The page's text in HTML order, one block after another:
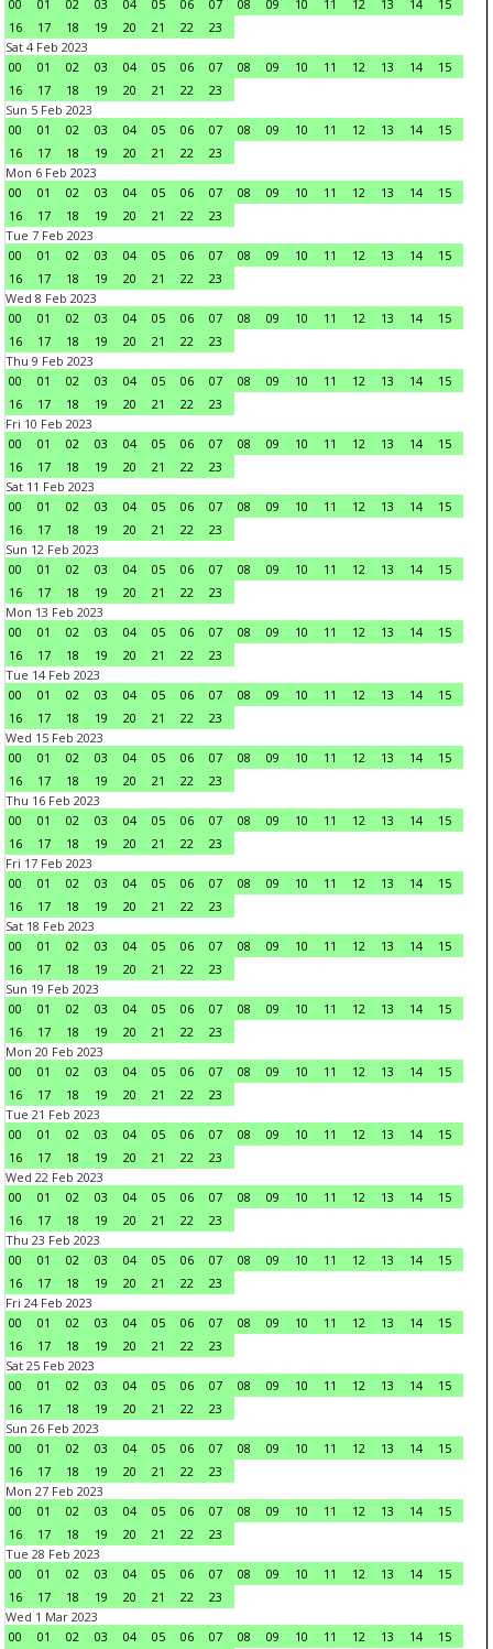
00
01 02 03 04 05 06 07 08 09 10 11 12 13 14
15
16
17 18 19 20 21 22
23
Sat 4 Feb 2023
00
01 02 03 04 05 06 07 08 09 10 11 12 13 14
15
16
17 18 19 20 21 22
23
Sun 5 Feb 2023
00
01 02 03 04 05 06 07 08 09 10 11 12 13 14
15
16
17 18 19 20 21 22
23
Mon 6 Feb 2023
00
01 02 03 04 05 06 07 08 09 10 11 12 13 14
15
16
17 18 19 20 21 22
23
Tue 7 Feb 2023
00
01 02 03 04 05 06 07 08 09 10 11 12 13 14
15
16
17 18 19 20 21 22
23
Wed 8 Feb 2023
00
01 02 03 04 05 06 07 08 09 10 11 12 13 14
15
16
17 18 19 20 21 22
23
Thu 9 Feb 2023
00
01 02 03 04 05 06 07 08 09 10 11 12 13 14
15
16
17 18 19 20 21 22
23
Fri 10 Feb 2023
00
01 02 03 04 05 06 07 08 09 10 11 12 13 14
15
16
17 18 19 20 21 22
23
Sat 11 Feb 2023
00
01 02 03 04 05 06 07 08 09 10 11 12 13 14
15
16
17 18 19 20 21 22
23
Sun 12 Feb 2023
00
01 02 03 04 05 06 07 08 09 10 11 12 13 14
15
16
17 18 19 20 21 22
23
Mon 13 Feb 2023
00
01 02 03 04 05 06 07 08 09 10 11 12 13 14
15
16
17 18 19 20 21 22
23
Tue 14 Feb 2023
00
01 02 03 04 05 06 07 08 09 10 11 12 13 14
15
16
17 18 19 20 21 22
23
Wed 15 Feb 2023
00
01 02 03 04 05 06 07 08 09 10 11 12 13 14
15
16
17 18 19 20 21 22
23
Thu 16 Feb 2023
00
01 02 03 04 05 06 07 08 09 10 11 12 13 14
15
16
17 18 19 20 21 22
23
Fri 17 Feb 2023
00
01 02 03 04 05 06 07 08 09 10 11 12 13 14
15
16
17 18 19 20 21 22
23
Sat 18 Feb 2023
00
01 02 03 04 05 06 07 08 09 10 11 12 13 14
15
16
17 18 19 20 21 22
23
Sun 19 Feb 2023
00
01 02 03 04 05 06 07 08 09 10 11 12 13 14
15
16
17 18 19 20 21 22
23
Mon 20 Feb 2023
00
01 02 03 04 05 06 07 08 09 10 11 12 13 14
15
16
17 18 19 20 21 22
23
Tue 21 Feb 2023
00
01 02 03 04 05 06 07 08 09 10 11 12 13 14
15
16
17 18 19 20 21 22
23
Wed 22 Feb 2023
00
01 02 03 04 05 06 07 08 09 10 11 12 13 14
15
16
17 18 19 20 21 22
23
Thu 23 Feb 2023
00
01 02 03 04 05 06 07 08 09 10 11 12 13 14
15
16
17 18 19 20 21 22
23
Fri 24 Feb 2023
00
01 02 03 04 05 06 07 08 09 10 11 12 13 14
15
16
17 18 19 20 21 22
23
Sat 25 Feb 2023
00
01 02 03 04 05 06 07 08 09 10 11 12 13 14
15
16
17 18 19 20 21 22
23
Sun 26 Feb 2023
00
01 02 03 04 05 06 07 08 09 10 11 12 13 14
15
16
17 18 19 20 21 22
23
Mon 27 Feb 2023
00
01 02 03 04 05 06 07 08 09 10 11 12 13 14
15
16
17 18 19 20 21 22
23
Tue 28 Feb 2023
00
01 02 03 04 05 06 07 08 09 10 11 12 13 14
15
16
17 18 19 20 21 22
23
Wed 1 Mar 2023
00
01 02 03 04 05 06 07 08 09 10 11 12 13 14
15